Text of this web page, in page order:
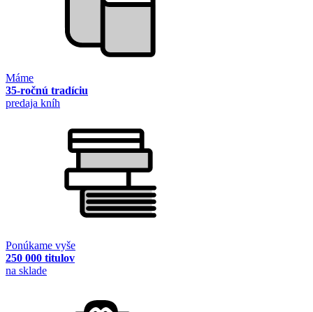
Máme
35-ročnú tradíciu
predaja kníh
Ponúkame vyše
250 000 titulov
na sklade